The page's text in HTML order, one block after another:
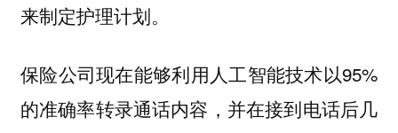
来制定护理计划。
保险公司现在能够利用人工智能技术以95%
的准确率转录通话内容，并在接到电话后几